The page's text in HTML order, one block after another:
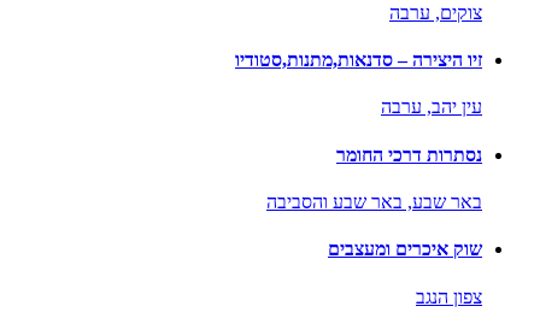
צוקים, ערבה
זיו היצירה – סדנאות,מתנות,סטודיו
עין יהב, ערבה
נסתרות דרכי החומר
באר שבע, באר שבע והסביבה
שוק איכרים ומעצבים
צפון הנגב